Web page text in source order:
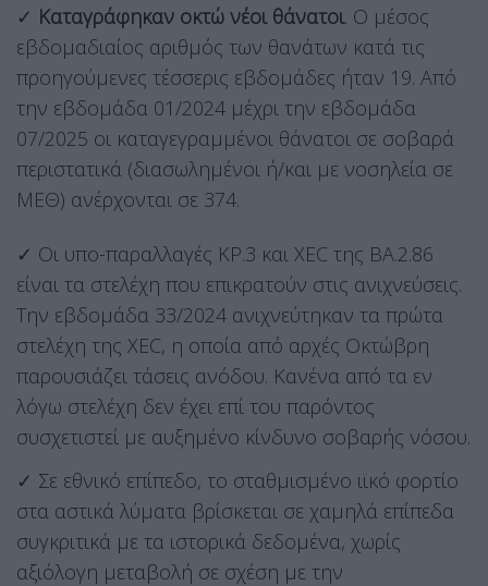
✓ Καταγράφηκαν οκτώ νέοι θάνατοι. Ο μέσος
εβδομαδιαίος αριθμός των θανάτων κατά τις
προηγούμενες τέσσερις εβδομάδες ήταν 19. Από
την εβδομάδα 01/2024 μέχρι την εβδομάδα
07/2025 οι καταγεγραμμένοι θάνατοι σε σοβαρά
περιστατικά (διασωλημένοι ή/και με νοσηλεία σε
ΜΕΘ) ανέρχονται σε 374.
✓ Οι υπο-παραλλαγές KP.3 και XEC της ΒΑ.2.86
είναι τα στελέχη που επικρατούν στις ανιχνεύσεις.
Την εβδομάδα 33/2024 ανιχνεύτηκαν τα πρώτα
στελέχη της XEC, η οποία από αρχές Οκτώβρη
παρουσιάζει τάσεις ανόδου. Κανένα από τα εν
λόγω στελέχη δεν έχει επί του παρόντος
συσχετιστεί με αυξημένο κίνδυνο σοβαρής νόσου.
✓ Σε εθνικό επίπεδο, το σταθμισμένο ιϊκό φορτίο
στα αστικά λύματα βρίσκεται σε χαμηλά επίπεδα
συγκριτικά με τα ιστορικά δεδομένα, χωρίς
αξιόλογη μεταβολή σε σχέση με την